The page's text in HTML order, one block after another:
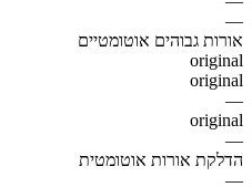
—
אורות גבוהים אוטומטיים
original
original
—
original
—
הדלקת אורות אוטומטית
—